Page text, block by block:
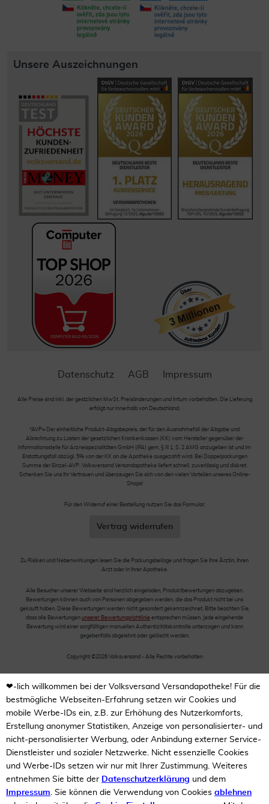
Unsere Auszeichnungen
Datenschutz AGB Impressum
Alle Preise sind inkl. der gestzlichen MwSt. Preisänderungen und Irrtum vorbehalten. Die Lieferung
erfolgt nur innerhalb von Deutschland.
*AVP= Der einheitliche Produkt-Abgabepreis, der für den Ausnahmefall der Abgabe und
Abrechnung zu Lasten der gesetzlichen Krankenkassen (KK) vom Hersteller gegenüber der
Informationsstelle für Arzneispezialitäten GmbH (IFA) gem. § III 1, S. 2 AMG anzugeben ist und im
Erstattungsfall abzügl. 5% von der KK an die Apotheke ausgezahlt wird. Bei Doppelpackungen
Summe der Einzel-AVP. Volksversand Versandapotheke liefert schnell, zuverlässig und diskret.
Schenken Sie uns Ihr Vertrauen und überzeugen Sie sich von den vielen Vorteilen unseres Online-
Shops!
Für den Widerruf einer Bestellung nutzen Sie das Formular:
Vertrag widerrufen
Zu Risiken und Nebenwirkungen lesen Sie die Packungsbeilage und fragen Sie Ihre Ärztin, Ihren
Arzt oder in Ihrer Apotheke.
Alle Besucher unserer Webseite sind herzlich eingeladen, Produktbewertungen abzugeben.
Bewertungen können auch von Personen abgegeben werden, die das Produkt nicht bei uns
gekauft haben. Diese Bewertungen werden nicht gesondert gekennzeichnet. Bitte beachten Sie,
dass alle Bewertungen unserer Bewertungsrichtlinie entsprechen müssen. Jede eingehende
Bewertung wird einer sorgfältigen manuellen Authentizitätskontrolle unterzogen und kann
gegebenfalls abgelehnt oder gelöscht werden.
Copyright ©2026 Volksversand - Alle Rechte vorbehalten
❤-lich willkommen bei der Volksversand Versandapotheke! Für die
bestmögliche Webseiten-Erfahrung setzen wir Cookies und
mobile Werbe-IDs ein, z.B. zur Erhöhung des Nutzerkomforts,
Erstellung anonymer Statistiken, Anzeige von personalisierter- und
nicht-personalisierter Werbung, oder Anbindung externer Service-
Dienstleister und sozialer Netzwerke. Nicht essenzielle Cookies
und Werbe-IDs setzen wir nur mit Ihrer Zustimmung. Weiteres
entnehmen Sie bitte der Datenschutzerklärung und dem
Impressum. Sie können die Verwendung von Cookies ablehnen